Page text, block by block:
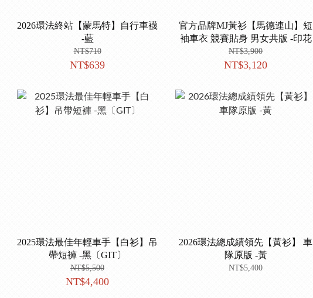
2026環法終站【蒙馬特】自行車襪
-藍
NT$710
NT$639
官方品牌MJ黃衫【馬德連山】短
袖車衣 競賽貼身 男女共版 -印花
NT$3,900
NT$3,120
2025環法最佳年輕車手【白衫】吊
帶短褲 -黑〔GIT〕
NT$5,500
NT$4,400
2026環法總成績領先【黃衫】 車
隊原版 -黃
NT$5,400